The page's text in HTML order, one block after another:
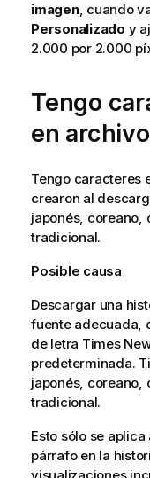
imagen, cuando
Personalizado y
2.000 por 2.000
Tengo
en
Tengo caracteres
crearon al
japonés, coreano,
tradicional.
Posible causa
Descargar una
fuente adecuada,
de letra Times
predeterminada.
japonés, coreano,
tradicional.
Esto sólo se
párrafo en la